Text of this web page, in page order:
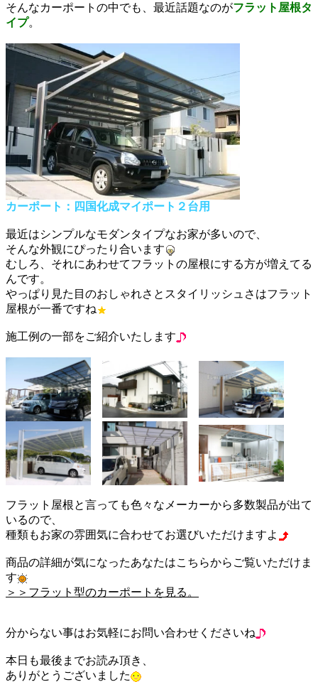
そんなカーポートの中でも、最近話題なのがフラット屋根タ
イプ。
カーポート：四国化成マイポート２台用
最近はシンプルなモダンタイプなお家が多いので、
そんな外観にぴったり合います
むしろ、それにあわせてフラットの屋根にする方が増えてる
んです。
やっぱり見た目のおしゃれさとスタイリッシュさはフラット
屋根が一番ですね
施工例の一部をご紹介いたします
フラット屋根と言っても色々なメーカーから多数製品が出て
いるので、
種類もお家の雰囲気に合わせてお選びいただけますよ
商品の詳細が気になったあなたはこちらからご覧いただけま
す
＞＞フラット型のカーポートを見る。
分からない事はお気軽にお問い合わせくださいね
本日も最後までお読み頂き、
ありがとうございました